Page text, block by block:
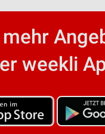
weekli